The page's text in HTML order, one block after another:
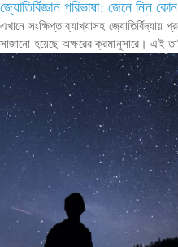
জ্যোতির্বিজ্ঞান পরিভাষা: জেনে নিন
এখানে সংক্ষিপ্ত ব্যাখ্যাসহ জ্যোতির্বিদ্যায়
সাজানো হয়েছে অক্ষরের ক্রমানুসারে। এই